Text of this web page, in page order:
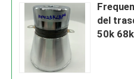
del
50k